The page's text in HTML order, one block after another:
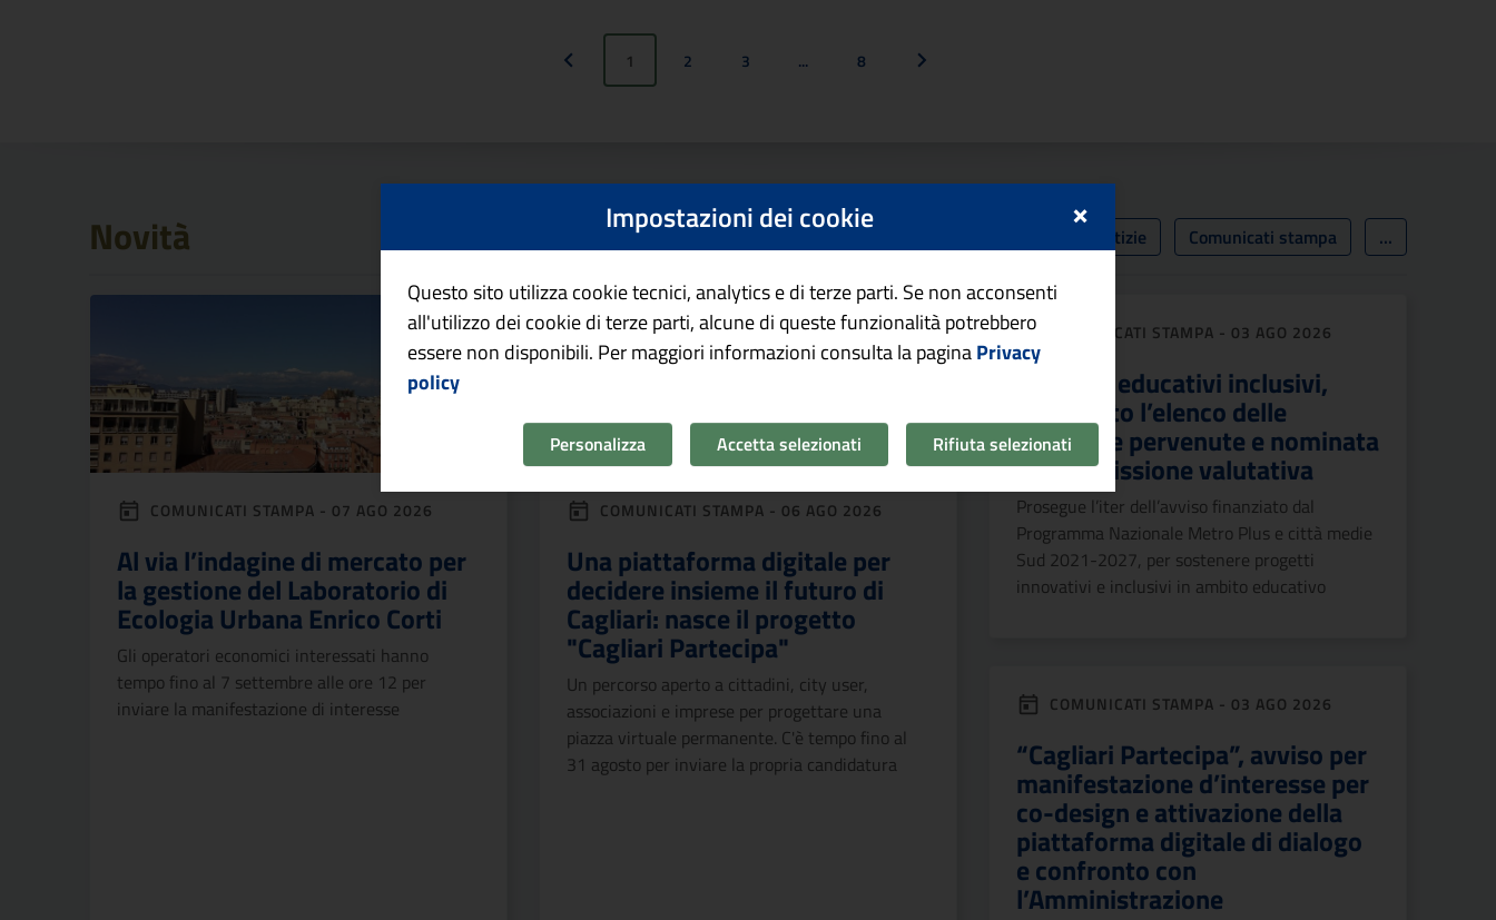
Pagina precedente
1 2 3 ... 8 Pagina successiva
Novità 69 risultati trovati Notizie Comunicati stampa ...
COMUNICATI STAMPA - 07 AGO 2026
Al via l’indagine di mercato per
la gestione del Laboratorio di
Ecologia Urbana Enrico Corti
Gli operatori economici interessati hanno
tempo fino al 7 settembre alle ore 12 per
inviare la manifestazione di interesse
COMUNICATI STAMPA - 06 AGO 2026
Una piattaforma digitale per
decidere insieme il futuro di
Cagliari: nasce il progetto
"Cagliari Partecipa"
Un percorso aperto a cittadini, city user,
associazioni e imprese per progettare una
piazza virtuale permanente. C'è tempo fino al
31 agosto per inviare la propria candidatura
COMUNICATI STAMPA - 03 AGO 2026
Contesti educativi inclusivi,
approvato l’elenco delle
domande pervenute e nominata
la commissione valutativa
Prosegue l’iter dell’avviso finanziato dal
Programma Nazionale Metro Plus e città medie
Sud 2021-2027, per sostenere progetti
innovativi e inclusivi in ambito educativo
COMUNICATI STAMPA - 03 AGO 2026
“Cagliari Partecipa”, avviso per
manifestazione d’interesse per
co-design e attivazione della
piattaforma digitale di dialogo
e confronto con
l’Amministrazione
×
Impostazioni dei cookie
Questo sito utilizza cookie tecnici, analytics e di terze parti. Se non acconsenti
all'utilizzo dei cookie di terze parti, alcune di queste funzionalità potrebbero
essere non disponibili. Per maggiori informazioni consulta la paginaPrivacy
policy
Personalizza Accetta selezionati Rifiuta selezionati